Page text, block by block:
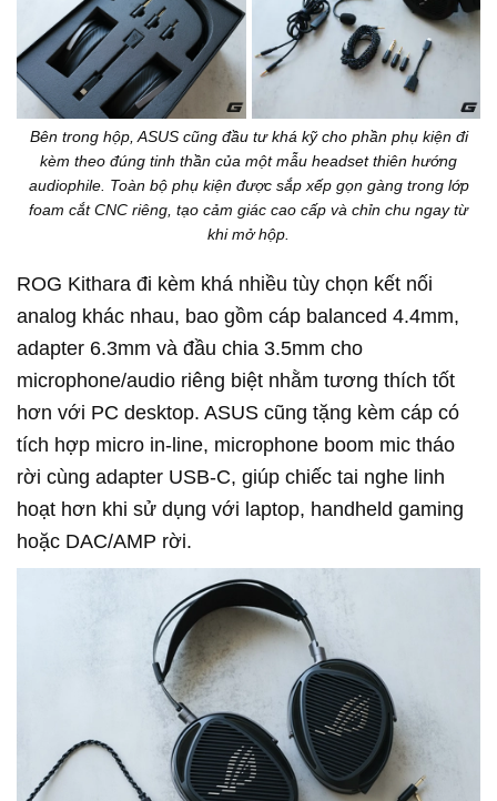
Bên trong hộp, ASUS cũng đầu tư khá kỹ cho phần phụ kiện đi
kèm theo đúng tinh thần của một mẫu headset thiên hướng
audiophile. Toàn bộ phụ kiện được sắp xếp gọn gàng trong lớp
foam cắt CNC riêng, tạo cảm giác cao cấp và chỉn chu ngay từ
khi mở hộp.
ROG Kithara đi kèm khá nhiều tùy chọn kết nối
analog khác nhau, bao gồm cáp balanced 4.4mm,
adapter 6.3mm và đầu chia 3.5mm cho
microphone/audio riêng biệt nhằm tương thích tốt
hơn với PC desktop. ASUS cũng tặng kèm cáp có
tích hợp micro in-line, microphone boom mic tháo
rời cùng adapter USB-C, giúp chiếc tai nghe linh
hoạt hơn khi sử dụng với laptop, handheld gaming
hoặc DAC/AMP rời.